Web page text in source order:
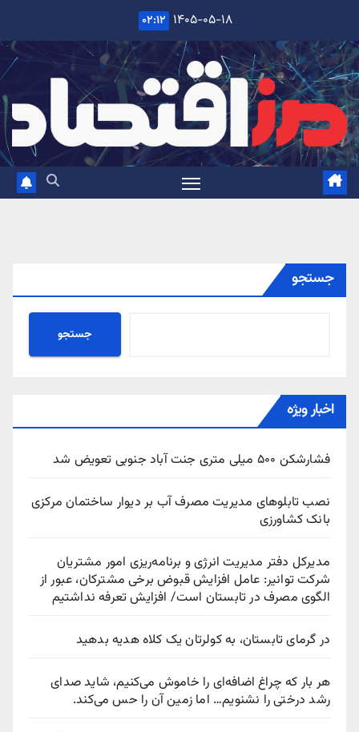
content
۱۴۰۵-۰۵-۱۸ ۰۲:۱۲
جستجو
جستجو
اخبار ویژه
فشارشکن ۵۰۰ میلی متری جنت آباد جنوبی تعویض شد
نصب تابلوهای مدیریت مصرف آب بر دیوار ساختمان مرکزی
بانک کشاورزی
مدیرکل دفتر مدیریت انرژی و برنامه‌ریزی امور مشتریان
شرکت توانیر: عامل افزایش قبوض برخی مشترکان، عبور از
الگوی مصرف در تابستان است/ افزایش تعرفه نداشتیم
در گرمای تابستان، به کولرتان یک کلاه هدیه بدهید
هر بار که چراغ اضافه‌ای را خاموش می‌کنیم، شاید صدای
رشد درختی را نشنویم… اما زمین آن را حس می‌کند.